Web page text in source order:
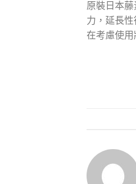
原裝日本
力，延長
在考慮使用